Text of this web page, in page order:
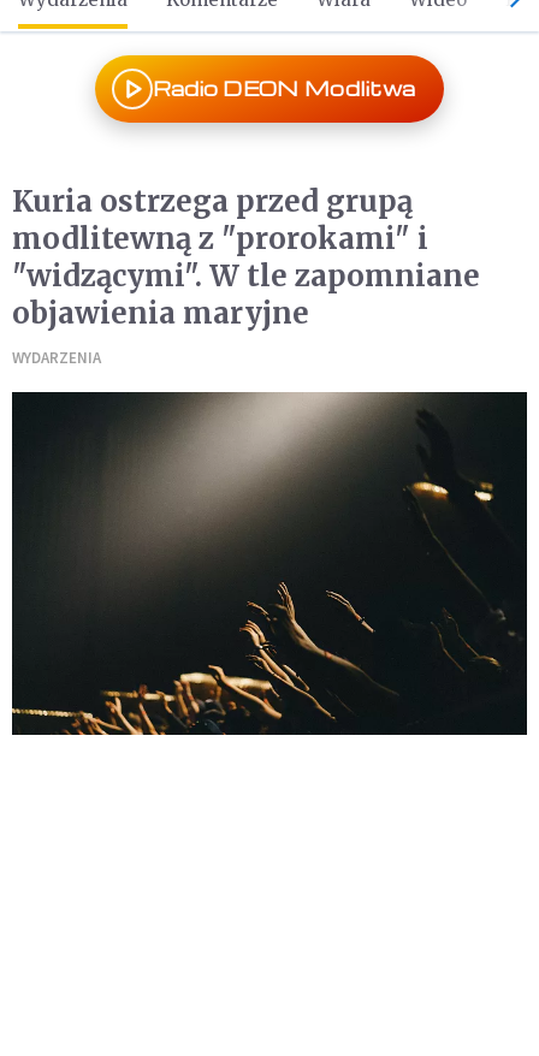
Radio DEON Modlitwa
Kuria ostrzega przed grupą
modlitewną z "prorokami" i
"widzącymi". W tle zapomniane
objawienia maryjne
WYDARZENIA